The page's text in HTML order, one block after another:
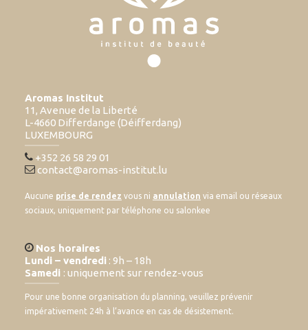
Aromas Institut
11, Avenue de la Liberté
L-4660 Differdange (Déifferdang)
LUXEMBOURG
+352 26 58 29 01
contact@aromas-institut.lu
Aucune prise de rendez vous ni annulation via email ou réseaux
sociaux, uniquement par téléphone ou salonkee
Nos horaires
Lundi – vendredi : 9h – 18h
Samedi : uniquement sur rendez-vous
Pour une bonne organisation du planning, veuillez prévenir
impérativement 24h à l’avance en cas de désistement.